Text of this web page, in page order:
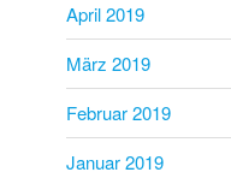
April 2019
März 2019
Februar 2019
Januar 2019